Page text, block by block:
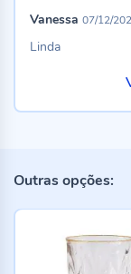
Vanessa 07/12/
Linda
Outras opções: